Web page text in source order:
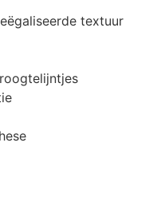
textuur